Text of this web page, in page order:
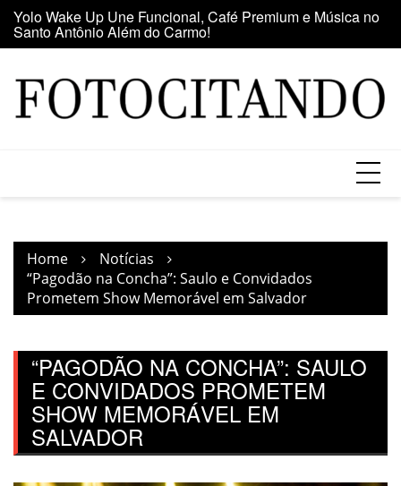
Skip
content
Maior clube de vinil da América Latina participa da Feira
do Vinil no Shopping Center Lapa
Home
Notícias
“Pagodão na Concha”: Saulo e Convidados
Prometem Show Memorável em Salvador
“PAGODÃO NA CONCHA”: SAULO
E CONVIDADOS PROMETEM
SHOW MEMORÁVEL EM
SALVADOR